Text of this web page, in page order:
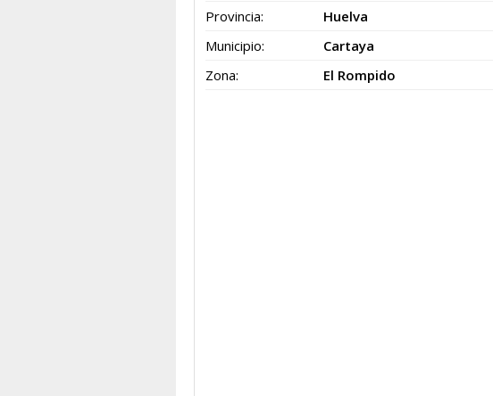
Provincia:
Huelva
Municipio:
Cartaya
Zona:
El Rompido